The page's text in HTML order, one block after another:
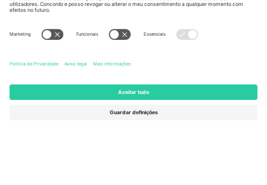
Unter den Linden 24, 10117
167 City Road, London, Greater
Kingdom
United States
Newark, Delaware 19713, United
States
Engelberg, Switzerland